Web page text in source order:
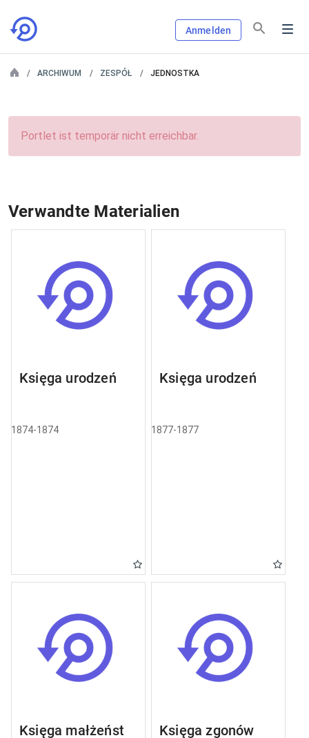
Anmelden
ARCHIWUM ZESPÓŁ JEDNOSTKA
Portlet ist temporär nicht erreichbar.
Verwandte Materialien
Księga urodzeń
1874-1874
Księga urodzeń
1877-1877
Księga małżeństw Księga zgonów